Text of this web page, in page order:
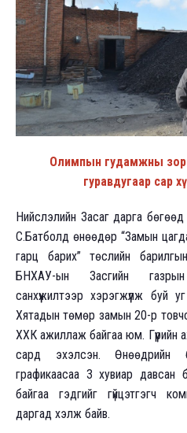
Олимпын гудамжны
гуравдугаар сар
Нийслэлийн Засаг дарга
С.Батболд өнөөдөр “Замын
гарц барих” төслийн
БНХАУ-ын Засгийн
санхүүжилтээр хэрэгжүүлж буй
Хятадын төмөр замын 20-р
ХХК ажиллаж байгаа юм. Гүүрийн
сард эхэлсэн. Өнөөдрийн
графикаасаа 3 хувиар давсан
байгаа гэдгийг гүйцэтгэгч
даргад хэлж байв.